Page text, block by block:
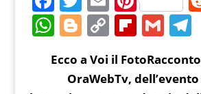
a
c
e
w
itt
er
m
ai
l
nt
er
e
W
at
Bl
g
C
o
p
Fl
b
G
ai
T
Ecco a Voi il
OraWebTv,